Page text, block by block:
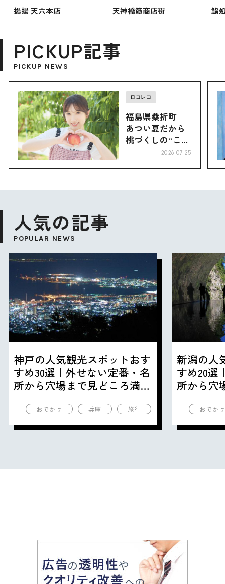
揚揚 天六本店 天神橋筋商店街 鮨
PICKUP記事
PICKUP NEWS
ロコレコ
福島県桑折町｜
あつい夏だから
桃づくしの”こお
2026-07-25
人気の記事
POPULAR NEWS
神戸の人気観光スポットおす
すめ30選｜外せない定番・名
所から穴場まで見どころ満載
おでかけ 兵庫 旅行
新潟の人
すめ20選
所から穴
おでか